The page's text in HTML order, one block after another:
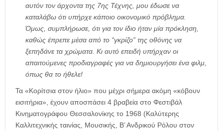
αυτόν τον άρχοντα της 7ης Τέχνης, μου έδωσε να
καταλάβω ότι υπήρχε κάποιο οικονομικό πρόβλημα.
Όμως, συμπλήρωσε, ότι για τον ίδιο ήταν μία πρόκληση,
καθώς έπρεπε μέσα από το “γκρίζο” της οθόνης να
ξεπηδάνε τα χρώματα. Κι αυτό επειδή υπήρχαν οι
απαιτούμενες προδιαγραφές για να δημιουργήσει ένα φιλμ,
όπως θα το ήθελε!
Τα «Κορίτσια στον ήλιο» που μέχρι σήμερα ακόμη «κόβουν
εισιτήρια», έχουν αποσπάσει 4 βραβεία στο Φεστιβάλ
Κινηματογράφου Θεσσαλονίκης το 1968 (Καλύτερης
Καλλιτεχνικής ταινίας, Μουσικής, Β’ Ανδρικού Ρόλου στον